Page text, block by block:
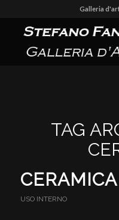
Galleria
TAG
CERAMICA
USO INTERNO